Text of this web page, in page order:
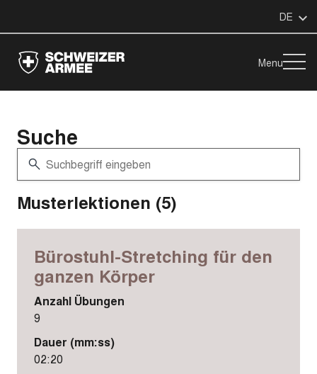
DE
Menu
Suche
Musterlektionen (5)
Bürostuhl-Stretching für den
ganzen Körper
Anzahl Übungen
9
Dauer (mm:ss)
02:20